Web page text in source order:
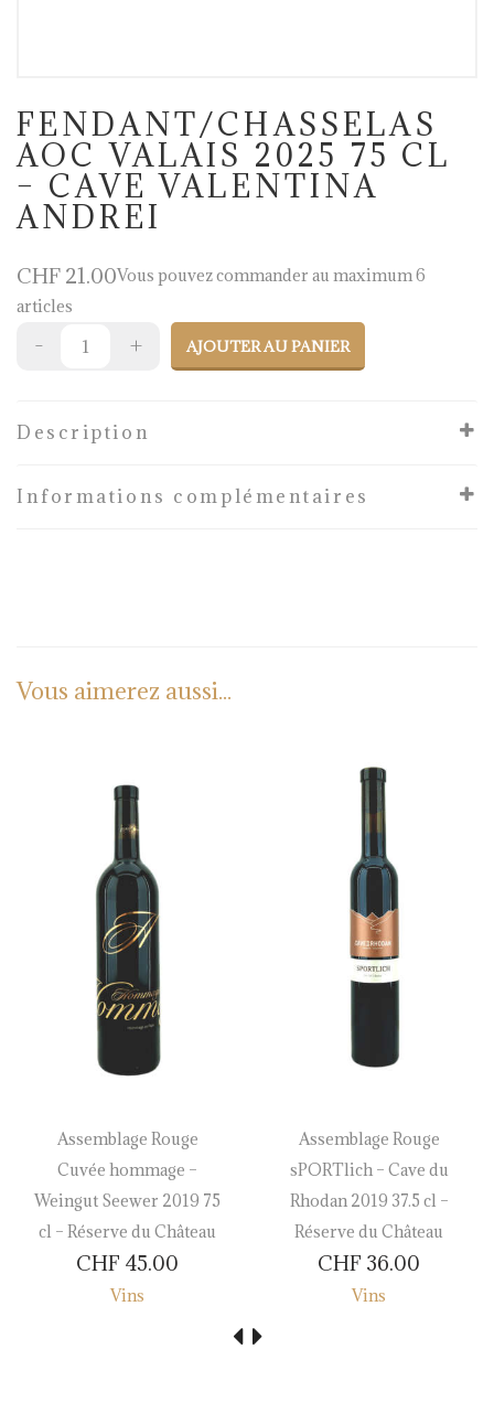
FENDANT/CHASSELAS
AOC VALAIS 2025 75 CL
– CAVE VALENTINA
ANDREI
CHF 21.00Vous pouvez commander au maximum 6
articles
AJOUTER AU PANIER
Description
Informations complémentaires
Vous aimerez aussi...
Assemblage Rouge
Cuvée hommage –
Weingut Seewer 2019 75
cl – Réserve du Château
CHF 45.00
Vins
Assemblage Rouge
sPORTlich – Cave du
Rhodan 2019 37.5 cl –
Réserve du Château
CHF 36.00
Vins